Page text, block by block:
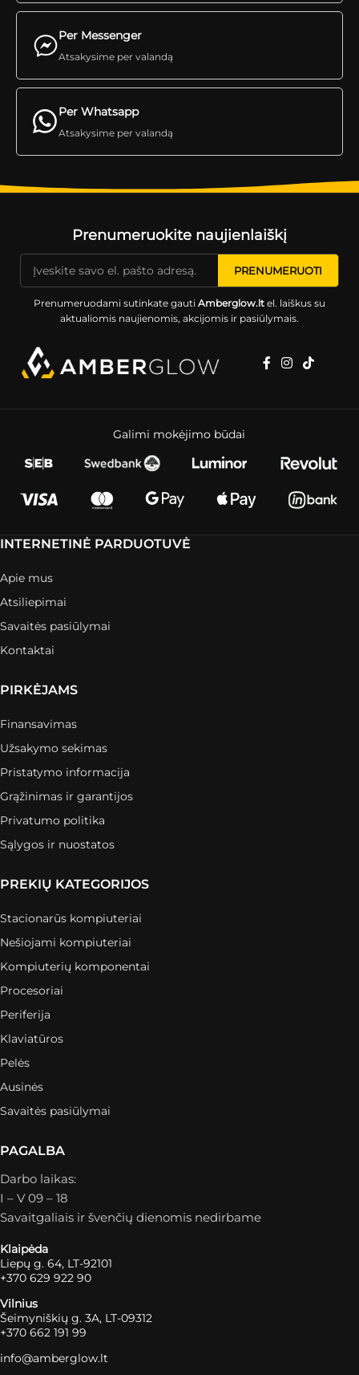
Per Messenger
Atsakysime per valandą
Per Whatsapp
Atsakysime per valandą
Prenumeruokite naujienlaiškį
Prenumeruodami sutinkate gauti Amberglow.ltel. laiškus su
aktualiomis naujienomis, akcijomis ir pasiūlymais.
Galimi mokėjimo būdai
INTERNETINĖ PARDUOTUVĖ
Apie mus
Atsiliepimai
Savaitės pasiūlymai
Kontaktai
PIRKĖJAMS
Finansavimas
Užsakymo sekimas
Pristatymo informacija
Grąžinimas ir garantijos
Privatumo politika
Sąlygos ir nuostatos
PREKIŲ KATEGORIJOS
Stacionarūs kompiuteriai
Nešiojami kompiuteriai
Kompiuterių komponentai
Procesoriai
Periferija
Klaviatūros
Pelės
Ausinės
Savaitės pasiūlymai
PAGALBA
Darbo laikas:
I – V 09 – 18
Savaitgaliais ir švenčių dienomis nedirbame
Klaipėda
Liepų g. 64, LT-92101
+370 629 922 90
Vilnius
Šeimyniškių g. 3A, LT-09312
+370 662 191 99
info@amberglow.lt